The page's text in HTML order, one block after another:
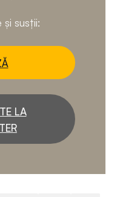
și susții:
LA